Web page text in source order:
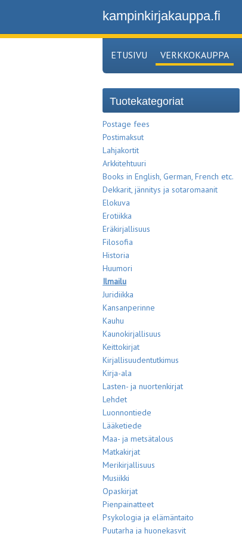
kampinkirjakauppa.fi
ETUSIVU VERKKOKAUPPA
Tuotekategoriat
Postage fees
Postimaksut
Lahjakortit
Arkkitehtuuri
Books in English, German, French etc.
Dekkarit, jännitys ja sotaromaanit
Elokuva
Erotiikka
Eräkirjallisuus
Filosofia
Historia
Huumori
Ilmailu
Juridiikka
Kansanperinne
Kauhu
Kaunokirjallisuus
Keittokirjat
Kirjallisuudentutkimus
Kirja-ala
Lasten- ja nuortenkirjat
Lehdet
Luonnontiede
Lääketiede
Maa- ja metsätalous
Matkakirjat
Merikirjallisuus
Musiikki
Opaskirjat
Pienpainatteet
Psykologia ja elämäntaito
Puutarha ja huonekasvit